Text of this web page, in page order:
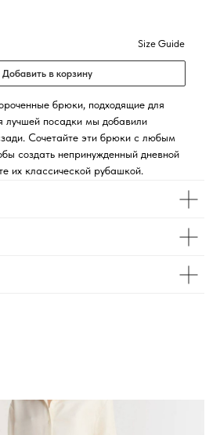
Добавить в корзину
Size Guide
брюки, подходящие для
лучшей посадки мы добавили
Сочетайте эти брюки с любым
создать непринужденный дневной
их классической рубашкой.